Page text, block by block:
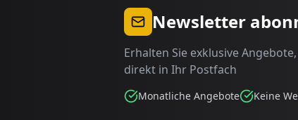
Newsletter
Erhalten Sie exklusive
direkt in Ihr Postfach
Monatliche Angebote Keine